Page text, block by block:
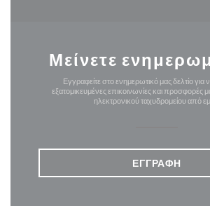
Μείνετε
Εγγραφείτε στο ενημερωτικό μας δελτίο για
εξατομικευμένες επικοινωνίες και προσφορές
ηλεκτρονικού ταχυδρομείου από
ΕΓΓΡΑΦΉ